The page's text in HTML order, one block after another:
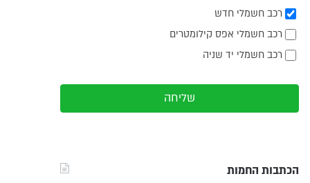
רכב חשמלי חדש
רכב חשמלי אפס קילומטרים
רכב חשמלי יד שניה
שליחה
הכתבות החמות